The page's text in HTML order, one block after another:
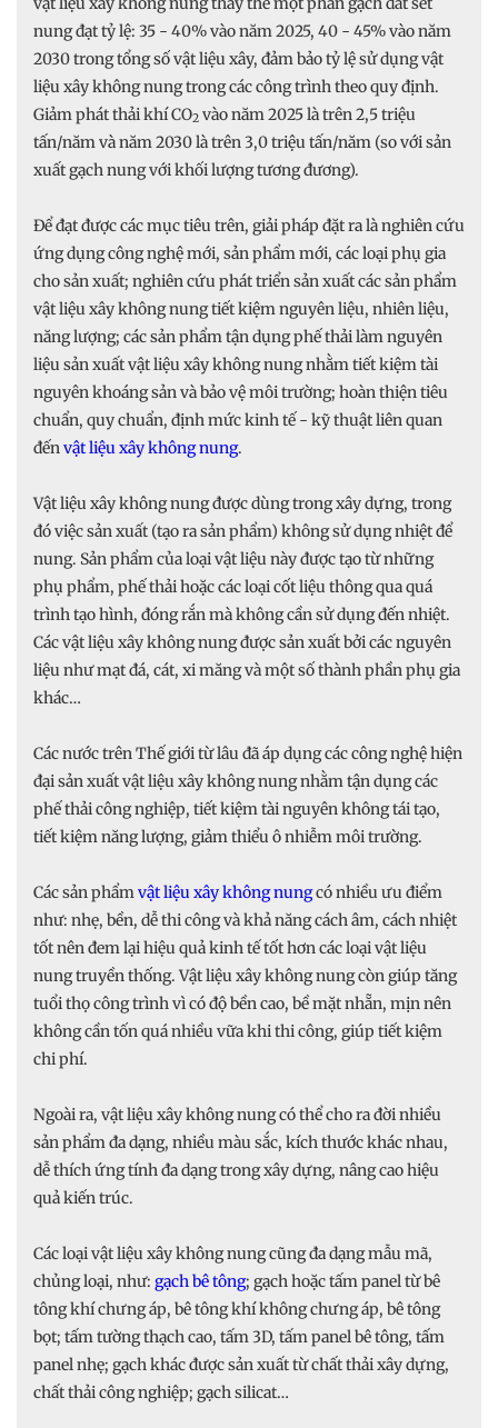
nung đạt tỷ lệ: 35 - 40% vào năm 2025, 40 - 45% vào năm
2030 trong tổng số vật liệu xây, đảm bảo tỷ lệ sử dụng vật
liệu xây không nung trong các công trình theo quy định.
Giảm phát thải khí CO2 vào năm 2025 là trên 2,5 triệu
tấn/năm và năm 2030 là trên 3,0 triệu tấn/năm (so với sản
xuất gạch nung với khối lượng tương đương).
Để đạt được các mục tiêu trên, giải pháp đặt ra là nghiên cứu
ứng dụng công nghệ mới, sản phẩm mới, các loại phụ gia
cho sản xuất; nghiên cứu phát triển sản xuất các sản phẩm
vật liệu xây không nung tiết kiệm nguyên liệu, nhiên liệu,
năng lượng; các sản phẩm tận dụng phế thải làm nguyên
liệu sản xuất vật liệu xây không nung nhằm tiết kiệm tài
nguyên khoáng sản và bảo vệ môi trường; hoàn thiện tiêu
chuẩn, quy chuẩn, định mức kinh tế - kỹ thuật liên quan
đếnvật liệu xây không nung.
Vật liệu xây không nung được dùng trong xây dựng, trong
đó việc sản xuất (tạo ra sản phẩm) không sử dụng nhiệt để
nung. Sản phẩm của loại vật liệu này được tạo từ những
phụ phẩm, phế thải hoặc các loại cốt liệu thông qua quá
trình tạo hình, đóng rắn mà không cần sử dụng đến nhiệt.
Các vật liệu xây không nung được sản xuất bởi các nguyên
liệu như mạt đá, cát, xi măng và một số thành phần phụ gia
khác…
Các nước trên Thế giới từ lâu đã áp dụng các công nghệ hiện
đại sản xuất vật liệu xây không nung nhằm tận dụng các
phế thải công nghiệp, tiết kiệm tài nguyên không tái tạo,
tiết kiệm năng lượng, giảm thiểu ô nhiễm môi trường.
Các sản phẩmvật liệu xây không nungcó nhiều ưu điểm
như: nhẹ, bền, dễ thi công và khả năng cách âm, cách nhiệt
tốt nên đem lại hiệu quả kinh tế tốt hơn các loại vật liệu
nung truyền thống. Vật liệu xây không nung còn giúp tăng
tuổi thọ công trình vì có độ bền cao, bề mặt nhẵn, mịn nên
không cần tốn quá nhiều vữa khi thi công, giúp tiết kiệm
chi phí.
Ngoài ra, vật liệu xây không nung có thể cho ra đời nhiều
sản phẩm đa dạng, nhiều màu sắc, kích thước khác nhau,
dễ thích ứng tính đa dạng trong xây dựng, nâng cao hiệu
quả kiến trúc.
Các loại vật liệu xây không nung cũng đa dạng mẫu mã,
chủng loại, như: gạch bê tông; gạch hoặc tấm panel từ bê
tông khí chưng áp, bê tông khí không chưng áp, bê tông
bọt; tấm tường thạch cao, tấm 3D, tấm panel bê tông, tấm
panel nhẹ; gạch khác được sản xuất từ chất thải xây dựng,
chất thải công nghiệp; gạch silicat…